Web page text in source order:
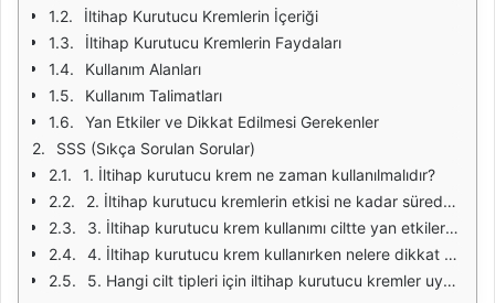
İltihap Kurutucu Kremlerin İçeriği
İltihap Kurutucu Kremlerin Faydaları
Kullanım Alanları
Kullanım Talimatları
Yan Etkiler ve Dikkat Edilmesi Gerekenler
SSS (Sıkça Sorulan Sorular)
1. İltihap kurutucu krem ne zaman kullanılmalıdır?
2. İltihap kurutucu kremlerin etkisi ne kadar sürede görülür?
3. İltihap kurutucu krem kullanımı ciltte yan etkilere neden olabilir mi?
4. İltihap kurutucu krem kullanırken nelere dikkat edilmelidir?
5. Hangi cilt tipleri için iltihap kurutucu kremler uygundur?